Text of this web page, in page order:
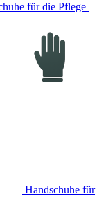
für die Pflege
Handschuhe für